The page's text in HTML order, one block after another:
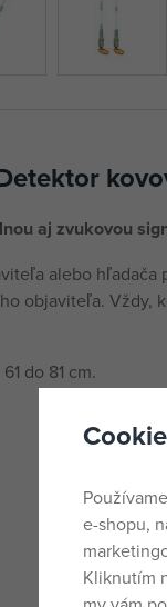
aj zvukovou
alebo hľadača
objaviteľa. Vždy,
do 81 cm.
e-shopu,
Kliknutím